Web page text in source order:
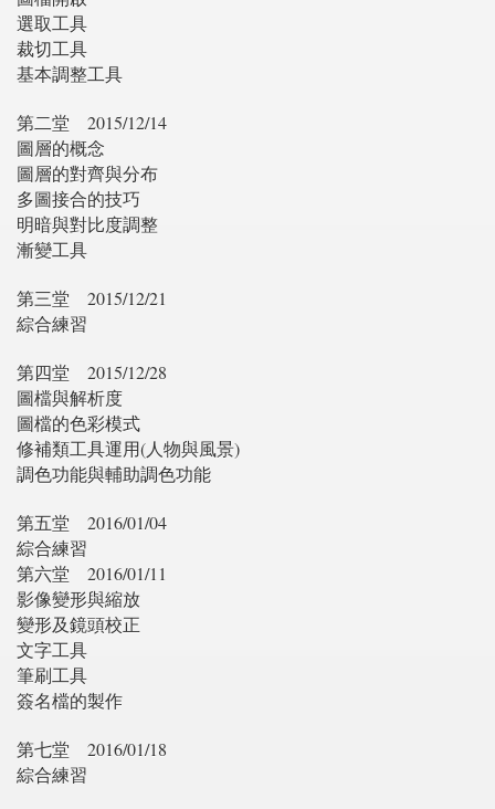
選取工具
裁切工具
基本調整工具
第二堂
2015/12/14
圖層的概念
圖層的對齊與分布
多圖接合的技巧
明暗與對比度調整
漸變工具
第三堂
2015/12/21
綜合練習
第四堂
2015/12/28
圖檔與解析度
圖檔的色彩模式
修補類工具運用(人物與風景)
調色功能與輔助調色功能
第五堂
2016/01/04
綜合練習
第六堂
2016/01/11
影像變形與縮放
變形及鏡頭校正
文字工具
筆刷工具
簽名檔的製作
第七堂
2016/01/18
綜合練習